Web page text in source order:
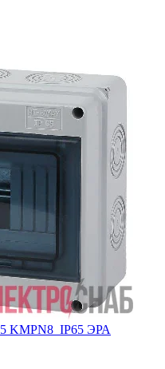
KMPN8_IP65 ЭРА